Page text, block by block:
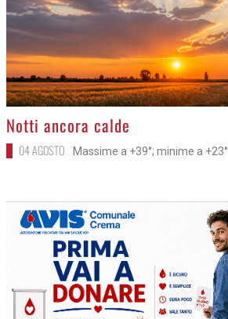
>
Notti ancora calde
04 AGOSTO Massime a +39°; minime a +23°